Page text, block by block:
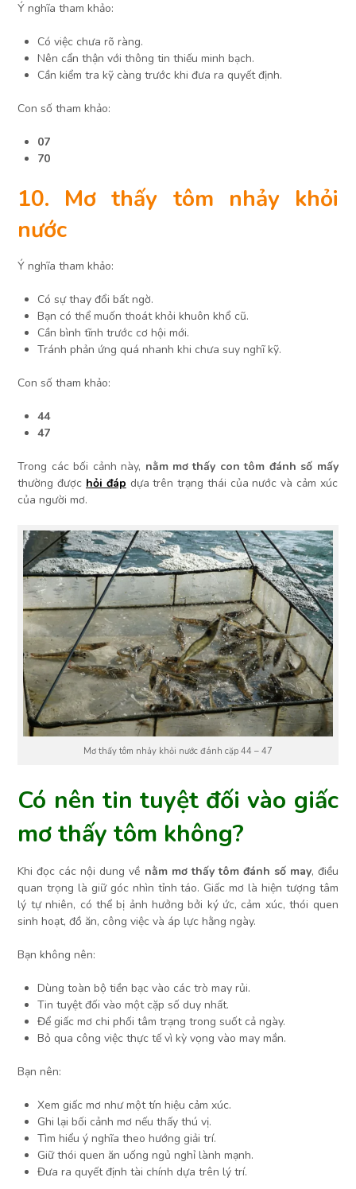
Ý nghĩa tham khảo:
Có việc chưa rõ ràng.
Nên cẩn thận với thông tin thiếu minh bạch.
Cần kiểm tra kỹ càng trước khi đưa ra quyết định.
Con số tham khảo:
07
70
10. Mơ thấy tôm nhảy khỏi
nước
Ý nghĩa tham khảo:
Có sự thay đổi bất ngờ.
Bạn có thể muốn thoát khỏi khuôn khổ cũ.
Cần bình tĩnh trước cơ hội mới.
Tránh phản ứng quá nhanh khi chưa suy nghĩ kỹ.
Con số tham khảo:
44
47
Trong các bối cảnh này, nằm mơ thấy con tôm đánh số mấy
thường được hỏi đáp dựa trên trạng thái của nước và cảm xúc
của người mơ.
Mơ thấy tôm nhảy khỏi nước đánh cặp 44 – 47
Có nên tin tuyệt đối vào giấc
mơ thấy tôm không?
Khi đọc các nội dung về nằm mơ thấy tôm đánh số may, điều
quan trọng là giữ góc nhìn tỉnh táo. Giấc mơ là hiện tượng tâm
lý tự nhiên, có thể bị ảnh hưởng bởi ký ức, cảm xúc, thói quen
sinh hoạt, đồ ăn, công việc và áp lực hằng ngày.
Bạn không nên:
Dùng toàn bộ tiền bạc vào các trò may rủi.
Tin tuyệt đối vào một cặp số duy nhất.
Để giấc mơ chi phối tâm trạng trong suốt cả ngày.
Bỏ qua công việc thực tế vì kỳ vọng vào may mắn.
Bạn nên:
Xem giấc mơ như một tín hiệu cảm xúc.
Ghi lại bối cảnh mơ nếu thấy thú vị.
Tìm hiểu ý nghĩa theo hướng giải trí.
Giữ thói quen ăn uống ngủ nghỉ lành mạnh.
Đưa ra quyết định tài chính dựa trên lý trí.